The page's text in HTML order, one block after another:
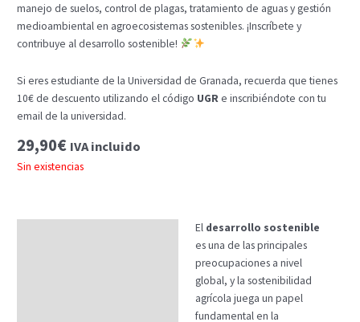
manejo de suelos, control de plagas, tratamiento de aguas y gestión
medioambiental en agroecosistemas sostenibles. ¡Inscríbete y
contribuye al desarrollo sostenible!
Si eres estudiante de la Universidad de Granada, recuerda que tienes
10€ de descuento utilizando el código UGRe inscribiéndote con tu
email de la universidad.
29,90€ IVA incluido
Sin existencias
El desarrollo sostenible
es una de las principales
preocupaciones a nivel
global, y la sostenibilidad
agrícola juega un papel
fundamental en la